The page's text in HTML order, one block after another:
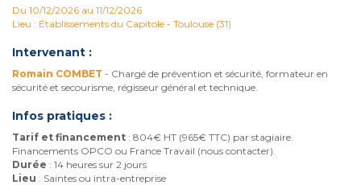
Du 10/12/2026 au 11/12/2026
Lieu : Établissements du Capitole - Toulouse (31)
Intervenant :
Romain COMBET - Chargé de prévention et sécurité, formateur en
sécurité et secourisme, régisseur général et technique.
Infos pratiques :
Tarif et financement : 804€ HT (965€ TTC) par stagiaire.
Financements OPCO ou France Travail (nous contacter).
Durée : 14 heures sur 2 jours
Lieu : Saintes ou intra-entreprise